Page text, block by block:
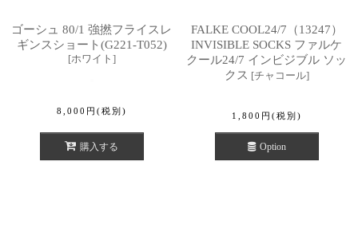
ゴーシュ 80/1 強撚フライスレ
ギンスショート(G221-T052)
[ホワイト ]
8,000 円 (税別)
購入する
FALKE COOL24/7（13247）
INVISIBLE SOCKS ファルケ
クール24/7 インビジブル ソッ
クス [チャコール]
1,800 円 (税別)
Option